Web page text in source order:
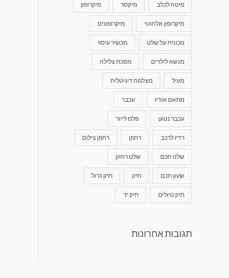
מיטה לכלב מיקסר מיקרופון
מיקרופון אלחוטי מיקרופונים
מכונית על שלט מכשיר עיסוי
מנשא לילדים מסכת צלילה
מעיל מצלמה דיגיטלית
מתאם אודיו עכבר
עכבר נטען פלס לייזר
רדיו לרכב רחפן רחפן צילום
שלט חכם שלט רחוק
שעון חכם תיק תיק גדול
תיק טיולים תיק יד
תגובות אחרונות